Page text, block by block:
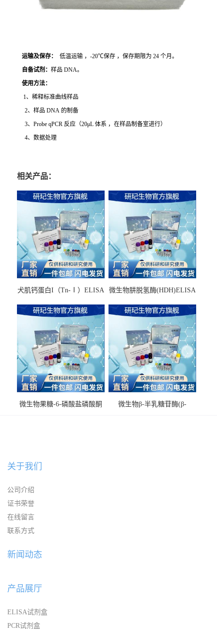
运输及保存：
低温运输 ，-20℃保存 ，保存期限为 24 个月。
自备试剂： 样品 DNA。
使用方法：
1、稀释标准曲线样品
2、样品 DNA 的制备
3、Probe qPCR 反应（20μL 体系 ，在样品制备室进行）
4、数据处理
相关产品：
犬肌钙蛋白I（Tn-Ⅰ）ELISA
微生物肼脱氢酶(HDH)ELISA
微生物果糖-6-磷酸盐磷酸酮
微生物β-半乳糖苷酶(β-
关于我们
公司介绍
证书荣誉
在线留言
联系方式
新闻动态
产品展厅
ELISA试剂盒
PCR试剂盒